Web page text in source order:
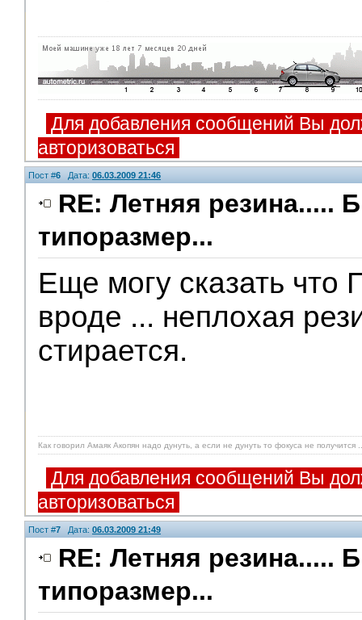
Для добавления сообщений Вы
авторизоваться
Пост #6 Дата: 06.03.2009 21:46
RE: Летняя резина.....
типоразмер...
Еще могу сказать что
вроде ... неплохая
стирается.
Как говорил Амаяк Акопян надо дунуть, а если не дунуть то фокуса не получится
Для добавления сообщений Вы
авторизоваться
Пост #7 Дата: 06.03.2009 21:49
RE: Летняя резина.....
типоразмер...